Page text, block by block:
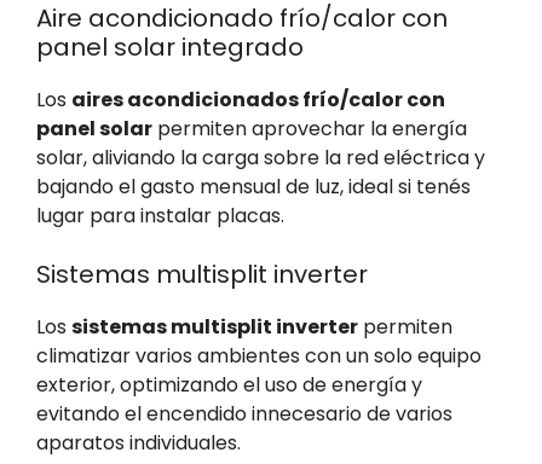
Aire acondicionado frío/calor con
panel solar integrado
Los aires acondicionados frío/calor con
panel solar permiten aprovechar la energía
solar, aliviando la carga sobre la red eléctrica y
bajando el gasto mensual de luz, ideal si tenés
lugar para instalar placas.
Sistemas multisplit inverter
Los sistemas multisplit inverter permiten
climatizar varios ambientes con un solo equipo
exterior, optimizando el uso de energía y
evitando el encendido innecesario de varios
aparatos individuales.